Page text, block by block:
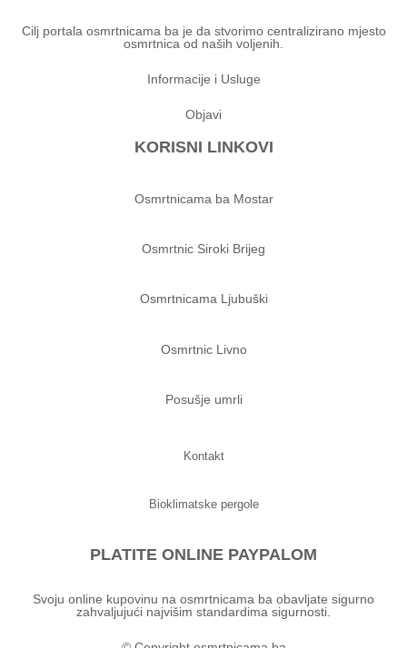
Cilj portala osmrtnicama ba je da stvorimo centralizirano mjesto
osmrtnica od naših voljenih.
Informacije i Usluge
Objavi
KORISNI LINKOVI
Osmrtnicama ba Mostar
Osmrtnic Siroki Brijeg
Osmrtnicama Ljubuški
Osmrtnic Livno
Posušje umrli
Kontakt
Bioklimatske pergole
PLATITE ONLINE PAYPALOM
Svoju online kupovinu na osmrtnicama ba obavljate sigurno
zahvaljujući najvišim standardima sigurnosti.